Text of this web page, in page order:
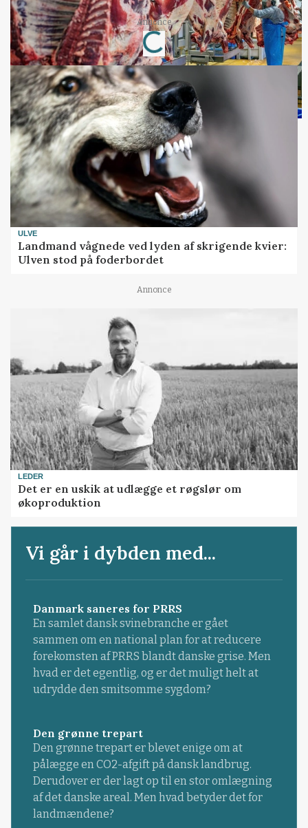
Annonce
Loading...
ULVE
Landmand vågnede ved lyden af skrigende kvier:
Ulven stod på foderbordet
Annonce
LEDER
Det er en uskik at udlægge et røgslør om
økoproduktion
Vi går i dybden med...
Danmark saneres for PRRS
En samlet dansk svinebranche er gået
sammen om en national plan for at reducere
forekomsten af PRRS blandt danske grise. Men
hvad er det egentlig, og er det muligt helt at
udrydde den smitsomme sygdom?
Den grønne trepart
Den grønne trepart er blevet enige om at
pålægge en CO2-afgift på dansk landbrug.
Derudover er der lagt op til en stor omlægning
af det danske areal. Men hvad betyder det for
landmændene?